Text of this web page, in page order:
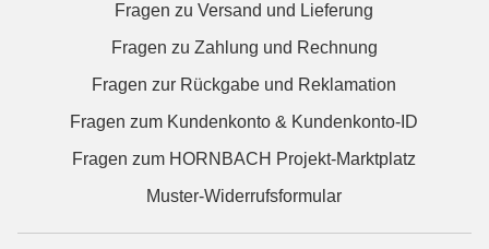
Fragen zu Versand und Lieferung
Fragen zu Zahlung und Rechnung
Fragen zur Rückgabe und Reklamation
Fragen zum Kundenkonto & Kundenkonto-ID
Fragen zum HORNBACH Projekt-Marktplatz
Muster-Widerrufsformular